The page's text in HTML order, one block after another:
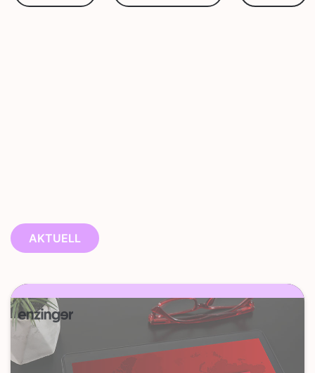
AKTUELL